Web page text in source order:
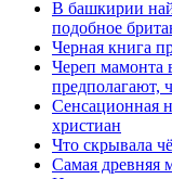
В башкирии
подобное
Черная книга
Череп мамонта
предполагают,
Сенсационная
христиан
Что скрывала
Самая древняя